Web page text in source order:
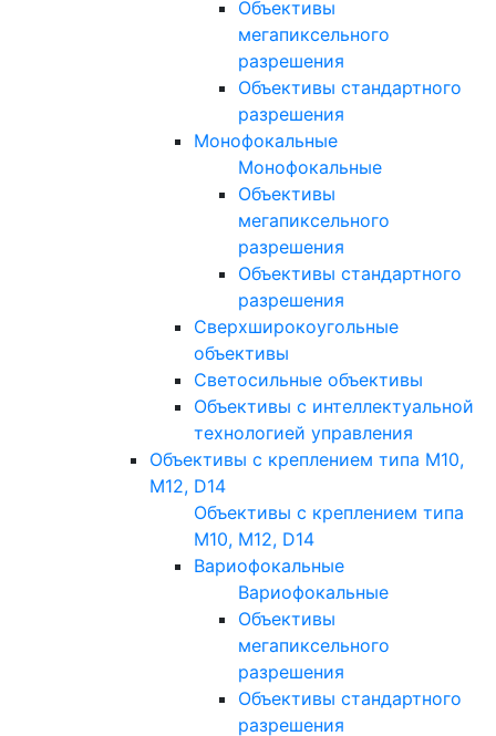
Объективы
мегапиксельного
разрешения
Объективы стандартного
разрешения
Монофокальные
Монофокальные
Объективы
мегапиксельного
разрешения
Объективы стандартного
разрешения
Сверхширокоугольные
объективы
Светосильные объективы
Объективы с интеллектуальной
технологией управления
Объективы с креплением типа M10,
M12, D14
Объективы с креплением типа
M10, M12, D14
Вариофокальные
Вариофокальные
Объективы
мегапиксельного
разрешения
Объективы стандартного
разрешения